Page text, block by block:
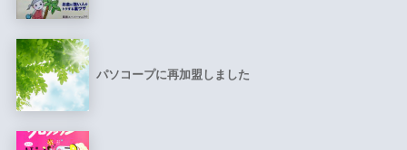
パソコープに再加盟しました